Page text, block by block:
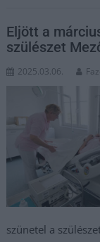
Eljött a
szülészet
2025.03.06.
szünetel a